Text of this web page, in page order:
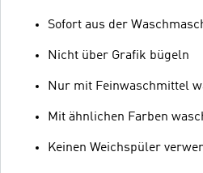
Sofort aus der
Nicht über Grafik bügeln
Nur mit Feinwaschmittel
Mit ähnlichen Farben
Keinen Weichspüler